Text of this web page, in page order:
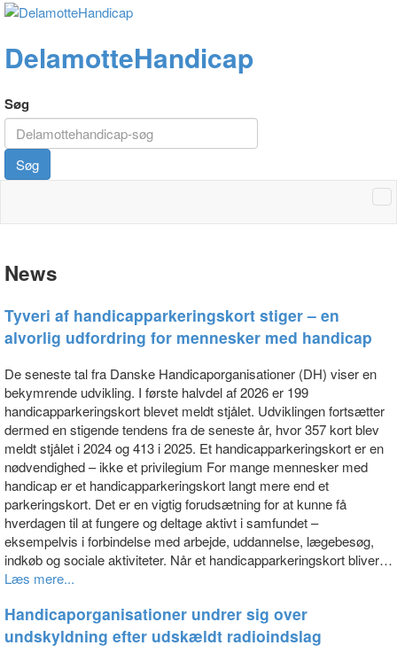
DelamotteHandicap
Søg
Søg
News
Tyveri af handicapparkeringskort stiger – en
alvorlig udfordring for mennesker med handicap
De seneste tal fra Danske Handicaporganisationer (DH) viser en
bekymrende udvikling. I første halvdel af 2026 er 199
handicapparkeringskort blevet meldt stjålet. Udviklingen fortsætter
dermed en stigende tendens fra de seneste år, hvor 357 kort blev
meldt stjålet i 2024 og 413 i 2025. Et handicapparkeringskort er en
nødvendighed – ikke et privilegium For mange mennesker med
handicap er et handicapparkeringskort langt mere end et
parkeringskort. Det er en vigtig forudsætning for at kunne få
hverdagen til at fungere og deltage aktivt i samfundet –
eksempelvis i forbindelse med arbejde, uddannelse, lægebesøg,
indkøb og sociale aktiviteter. Når et handicapparkeringskort bliver…
Læs mere...
Handicaporganisationer undrer sig over
undskyldning efter udskældt radioindslag